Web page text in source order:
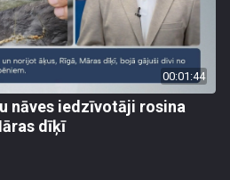
00:01:44
nāves iedzīvotāji rosina
dīķī